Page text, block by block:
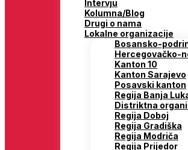
Intervju
Kolumna/Blog
Drugi o nama
Lokalne organizacije
Bosansko-
Hercegovačko-
Kanton 10
Kanton Sarajevo
Posavski kanton
Regija Banja
Distriktna
Regija Doboj
Regija Gradiška
Regija Modriča
Regija Prijedor